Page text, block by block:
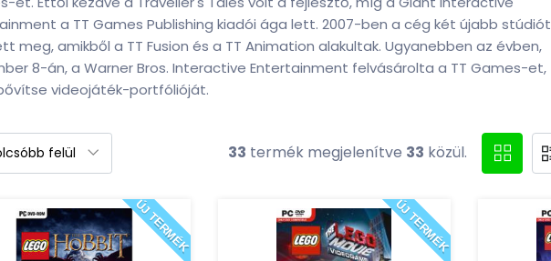
a TT Games Publishing kiadói ága lett. 2007-ben a cég két újabb stúdiót
meg, amikből a TT Fusion és a TT Animation alakultak. Ugyanebben az évben,
8-án, a Warner Bros. Interactive Entertainment felvásárolta a TT Games-et,
videojáték-portfólióját.
33 termék megjelenítve 33 közül.
ÚJ TERMÉK ÚJ TERMÉK